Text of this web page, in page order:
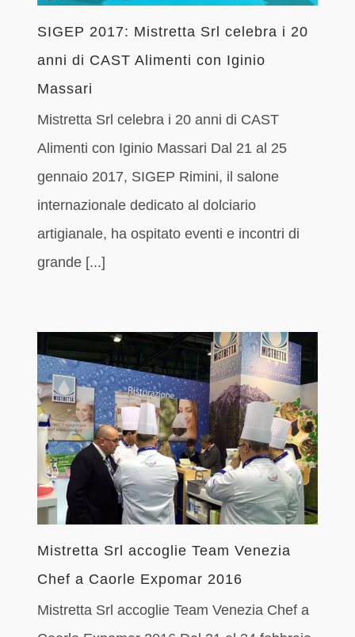
SIGEP 2017: Mistretta Srl celebra i 20
anni di CAST Alimenti con Iginio
Massari
Mistretta Srl celebra i 20 anni di CAST
Alimenti con Iginio Massari Dal 21 al 25
gennaio 2017, SIGEP Rimini, il salone
internazionale dedicato al dolciario
artigianale, ha ospitato eventi e incontri di
grande [...]
Mistretta Srl accoglie Team Venezia
Chef a Caorle Expomar 2016
Mistretta Srl accoglie Team Venezia Chef a